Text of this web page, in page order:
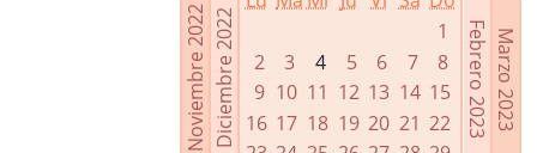
Enlaces relacionados
Agenda de Presidencia
Plenos provinciales y Juntas de gobierno
Noviembre 2022Diciembre 2022
1
2
3 4 5 6 7
8
9 10 11 12 13 14 15
16 17 18 19 20 21 22
Marzo 2023
Febrero 2023